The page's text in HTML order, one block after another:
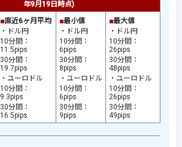
年9月19日時点)
■直近6ヶ月平均
・ドル円
10分間：
11.5pips
30分間：
19.7pips
・ユーロドル
10分間：
9.3pips
30分間：
16.5pips
■最小値
・ドル円
10分間：
6pips
30分間：
8pips
・ユーロドル
10分間：
6pips
30分間：
9pips
■最大値
・ドル円
10分間：
26pips
30分間：
48pips
・ユーロドル
10分間：
26pips
30分間：
49pips